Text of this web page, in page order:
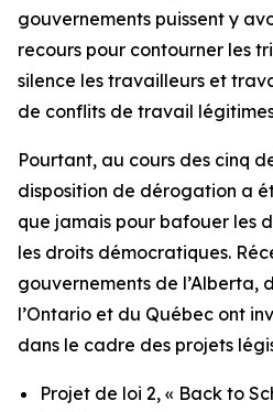
gouvernements puissent y
recours pour contourner les
silence les travailleurs et
de conflits de travail
Pourtant, au cours des cinq
disposition de dérogation a
que jamais pour bafouer les
les droits démocratiques.
gouvernements de l’Alberta,
l’Ontario et du Québec ont
dans le cadre des projets
Projet de loi 2, « Back to